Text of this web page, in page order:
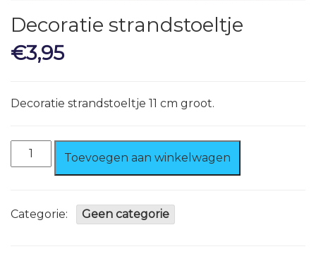
Decoratie strandstoeltje
€3,95
Decoratie strandstoeltje 11 cm groot.
Decoratie
strandstoeltjeToevoegen aan winkelwagen
Categorie: Geen categorie